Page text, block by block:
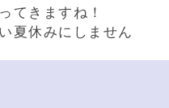
てきますね！
夏休みにしません